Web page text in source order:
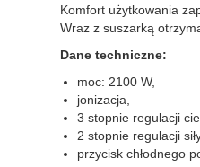
Komfort użytkowania
Wraz z suszarką
Dane techniczne:
moc: 2100 W,
jonizacja,
3 stopnie regulacji
2 stopnie regulacji
przycisk chłodnego